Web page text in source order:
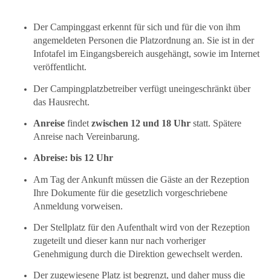
Der Campinggast erkennt für sich und für die von ihm
angemeldeten Personen die Platzordnung an. Sie ist in der
Infotafel im Eingangsbereich ausgehängt, sowie im Internet
veröffentlicht.
Der Campingplatzbetreiber verfügt uneingeschränkt über
das Hausrecht.
Anreise findet zwischen 12 und 18 Uhr statt. Spätere
Anreise nach Vereinbarung.
Abreise: bis 12 Uhr
Am Tag der Ankunft müssen die Gäste an der Rezeption
Ihre Dokumente für die gesetzlich vorgeschriebene
Anmeldung vorweisen.
Der Stellplatz für den Aufenthalt wird von der Rezeption
zugeteilt und dieser kann nur nach vorheriger
Genehmigung durch die Direktion gewechselt werden.
Der zugewiesene Platz ist begrenzt, und daher muss die